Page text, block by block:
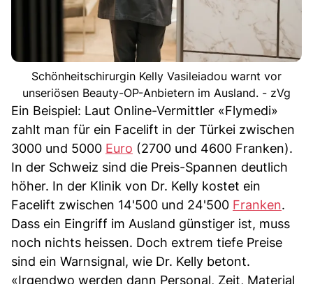
Schönheitschirurgin Kelly Vasileiadou warnt vor
unseriösen Beauty-OP-Anbietern im Ausland. - zVg
Ein Beispiel: Laut Online-Vermittler «Flymedi»
zahlt man für ein Facelift in der Türkei zwischen
3000 und 5000 Euro (2700 und 4600 Franken).
In der Schweiz sind die Preis-Spannen deutlich
höher. In der Klinik von Dr. Kelly kostet ein
Facelift zwischen 14'500 und 24'500 Franken.
Dass ein Eingriff im Ausland günstiger ist, muss
noch nichts heissen. Doch extrem tiefe Preise
sind ein Warnsignal, wie Dr. Kelly betont.
«Irgendwo werden dann Personal, Zeit, Material